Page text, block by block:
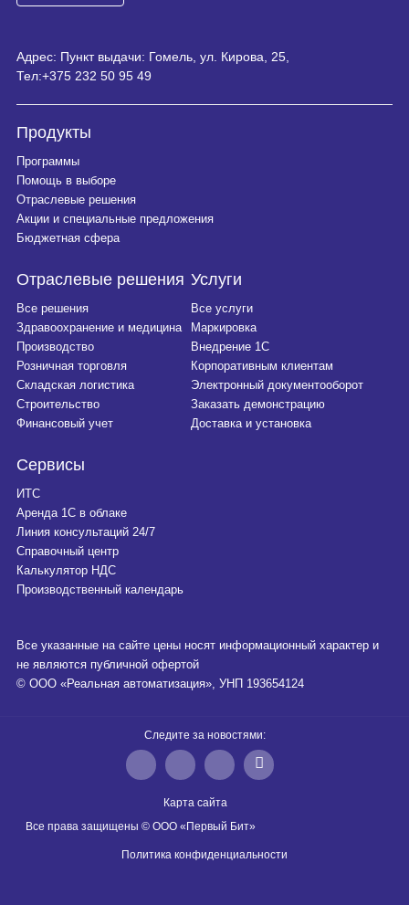
Адрес: Пункт выдачи: Гомель, ул. Кирова, 25,
Тел:+375 232 50 95 49
Продукты
Программы
Помощь в выборе
Отраслевые решения
Акции и специальные предложения
Бюджетная сфера
Отраслевые решения
Все решения
Здравоохранение и медицина
Производство
Розничная торговля
Складская логистика
Строительство
Финансовый учет
Услуги
Все услуги
Маркировка
Внедрение 1С
Корпоративным клиентам
Электронный документооборот
Заказать демонстрацию
Доставка и установка
Сервисы
ИТС
Аренда 1С в облаке
Линия консультаций 24/7
Справочный центр
Калькулятор НДС
Производственный календарь
Все указанные на сайте цены носят информационный характер и
не являются публичной офертой
© ООО «Реальная автоматизация», УНП 193654124
Следите за новостями:
Карта сайта
Все права защищены © ООО «Первый Бит»
Политика конфиденциальности